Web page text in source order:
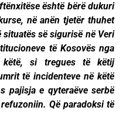
është bërë dukuri
në anën tjetër thuhet
së sigurisë në Veri
të Kosovës nga
si tregues të këtij
të incidenteve në këtë
pajisja e qyteraëve serbë
Që paradoksi të